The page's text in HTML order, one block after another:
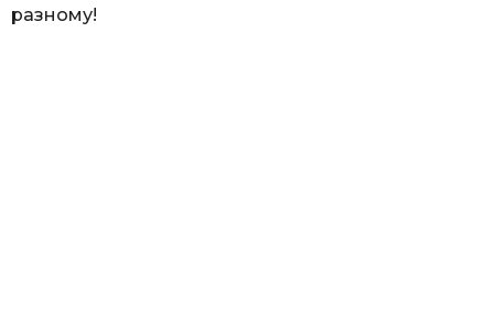
разному!